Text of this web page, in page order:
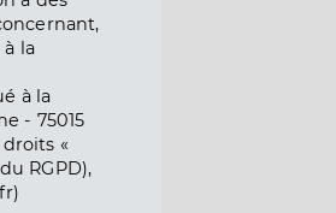
la
à la
- 75015
«
RGPD),